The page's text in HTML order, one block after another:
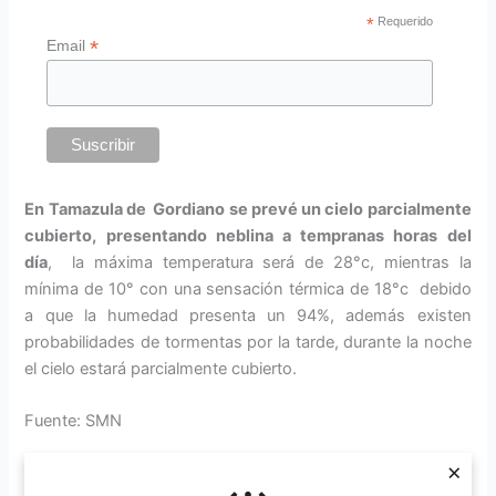
×
* Requerido
Email*
En Tamazula de Gordiano se prevé un cielo parcialmente
cubierto, presentando neblina a tempranas horas del
día, la máxima temperatura será de 28°c, mientras la
mínima de 10° con una sensación térmica de 18°c debido
a que la humedad presenta un 94%, además existen
probabilidades de tormentas por la tarde, durante la noche
el cielo estará parcialmente cubierto.
Fuente: SMN